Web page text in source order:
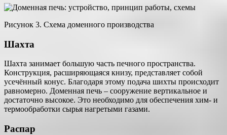
Рисунок 3. Схема доменного производства
Шахта
Шахта занимает большую часть печного пространства.
Конструкция, расширяющаяся книзу, представляет собой
усечённый конус. Благодаря этому подача шихты происходит
равномерно. Доменная печь – сооружение вертикальное и
достаточно высокое. Это необходимо для обеспечения хим- и
термообработки сырья нагретыми газами.
Распар